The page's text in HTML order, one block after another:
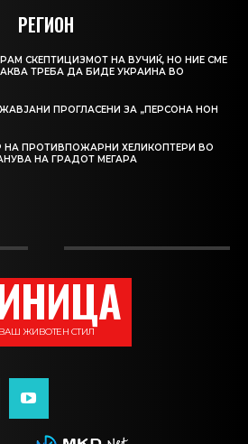
РЕГИОН
СКЕПТИЦИЗМОТ НА ВУЧИЌ, НО НИЕ СМЕ
ТРЕБА ДА БИДЕ УКРАИНА ВО
ПРОГЛАСЕНИ ЗА „ПЕРСОНА НОН
ПРОТИВПОЖАРНИ ХЕЛИКОПТЕРИ ВО
НА ГРАДОТ МЕГАРА
ВАШ ЖИВОТЕН СТИЛ